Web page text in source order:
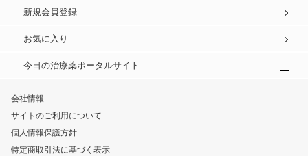
新規会員登録
お気に入り
今日の治療薬ポータルサイト
会社情報
サイトのご利用について
個人情報保護方針
特定商取引法に基づく表示